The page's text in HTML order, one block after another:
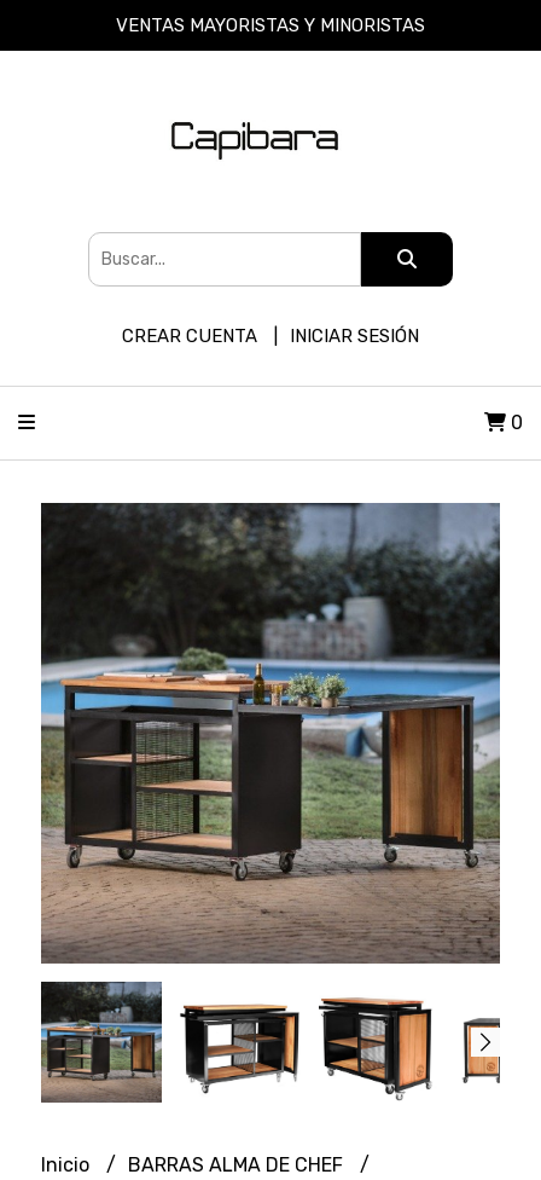
VENTAS MAYORISTAS Y MINORISTAS
CREAR CUENTA INICIAR SESIÓN
0
Inicio
BARRAS ALMA DE CHEF